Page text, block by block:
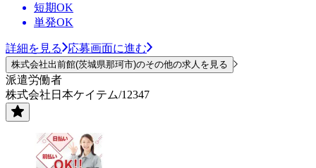
短期OK
単発OK
詳細を見る 応募画面に進む
株式会社出前館(茨城県那珂市)のその他の求人を見る
派遣労働者
株式会社日本ケイテム/12347